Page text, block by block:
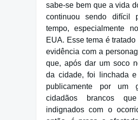
sabe-se bem que a vida
continuou sendo difícil
tempo, especialmente
EUA. Esse tema é tratado
evidência com a
que, após dar um soco
da cidade, foi linchada e
publicamente por um
cidadãos brancos
indignados com o